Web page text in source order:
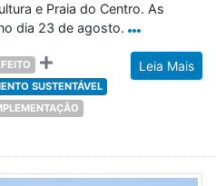
e Praia do Centro. As
dia 23 de agosto.
Leia Mais
SUSTENTÁVEL